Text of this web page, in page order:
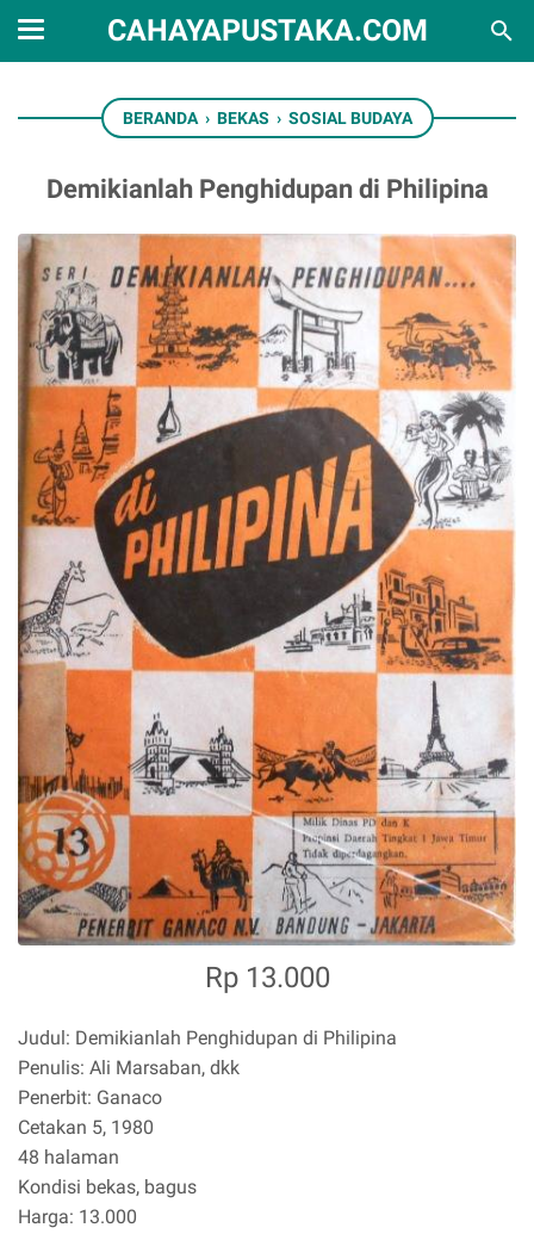
CAHAYAPUSTAKA.COM
BERANDA › BEKAS › SOSIAL BUDAYA
Demikianlah Penghidupan di Philipina
Rp 13.000
Judul: Demikianlah Penghidupan di Philipina
Penulis: Ali Marsaban, dkk
Penerbit: Ganaco
Cetakan 5, 1980
48 halaman
Kondisi bekas, bagus
Harga: 13.000